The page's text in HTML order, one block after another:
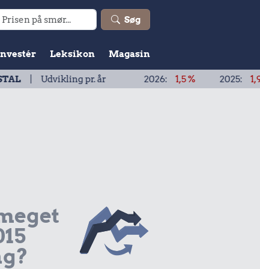
Søg
Leksikon Magasin
pr. år 2026: 2025: 1,9 %